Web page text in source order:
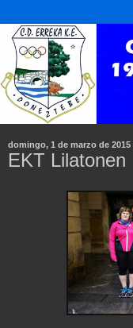
domingo, 1 de marzo de 2015
EKT Lilatonen